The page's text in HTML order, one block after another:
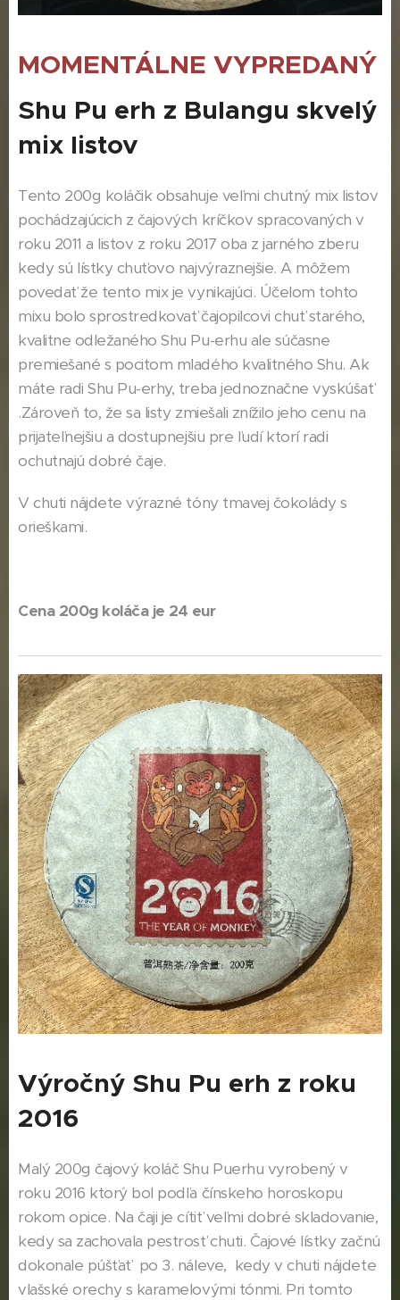
MOMENTÁLNE VYPREDANÝ
Shu Pu erh z Bulangu skvelý
mix listov
Tento 200g koláčik obsahuje veľmi chutný mix listov
pochádzajúcich z čajových kríčkov spracovaných v
roku 2011 a listov z roku 2017 oba z jarného zberu
kedy sú lístky chuťovo najvýraznejšie. A môžem
povedať že tento mix je vynikajúci. Účelom tohto
mixu bolo sprostredkovať čajopilcovi chuť starého,
kvalitne odležaného Shu Pu-erhu ale súčasne
premiešané s pocitom mladého kvalitného Shu. Ak
máte radi Shu Pu-erhy, treba jednoznačne vyskúšať
.Zároveň to, že sa listy zmiešali znížilo jeho cenu na
prijateľnejšiu a dostupnejšiu pre ľudí ktorí radi
ochutnajú dobré čaje.
V chuti nájdete výrazné tóny tmavej čokolády s
orieškami.
Cena 200g koláča je 24 eur
Výročný Shu Pu erh z roku
2016
Malý 200g čajový koláč Shu Puerhu vyrobený v
roku 2016 ktorý bol podľa čínskeho horoskopu
rokom opice. Na čaji je cítiť veľmi dobré skladovanie,
kedy sa zachovala pestrosť chuti. Čajové lístky začnú
dokonale púšťať po 3. náleve, kedy v chuti nájdete
vlašské orechy s karamelovými tónmi. Pri tomto